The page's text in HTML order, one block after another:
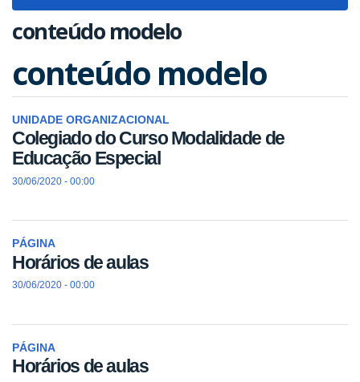
conteúdo modelo
conteúdo modelo
UNIDADE ORGANIZACIONAL
Colegiado do Curso Modalidade de
Educação Especial
30/06/2020 - 00:00
PÁGINA
Horários de aulas
30/06/2020 - 00:00
PÁGINA
Horários de aulas